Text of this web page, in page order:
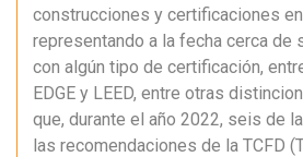
construcciones y certificaciones
representando a la fecha cerca de
con algún tipo de certificación,
EDGE y LEED, entre otras
que, durante el año 2022, seis de
las recomendaciones de la TCFD